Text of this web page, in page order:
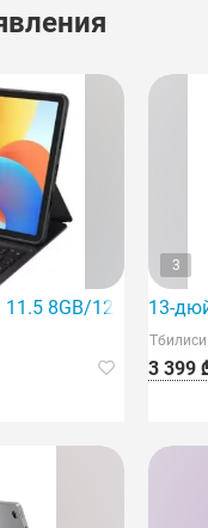
8GB/128Gb
3
13-
Тбилиси
3 399